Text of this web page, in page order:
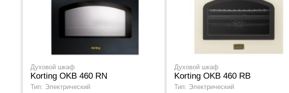
Духовой шкаф
Korting OKB 460 RN
Тип: Электрический
Духовой шкаф
Korting OKB 460 RB
Тип: Электрический